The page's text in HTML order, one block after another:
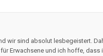
wir sind absolut lesbegeistert.
Erwachsene und ich hoffe, dass